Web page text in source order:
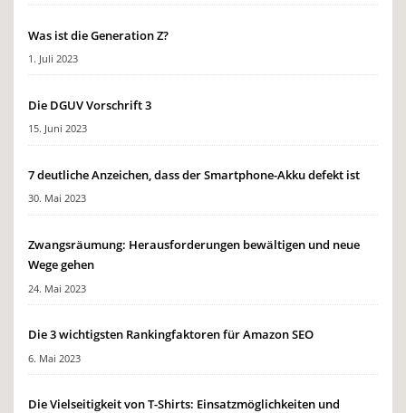
Was ist die Generation Z?
1. Juli 2023
Die DGUV Vorschrift 3
15. Juni 2023
7 deutliche Anzeichen, dass der Smartphone-Akku defekt ist
30. Mai 2023
Zwangsräumung: Herausforderungen bewältigen und neue
Wege gehen
24. Mai 2023
Die 3 wichtigsten Rankingfaktoren für Amazon SEO
6. Mai 2023
Die Vielseitigkeit von T-Shirts: Einsatzmöglichkeiten und